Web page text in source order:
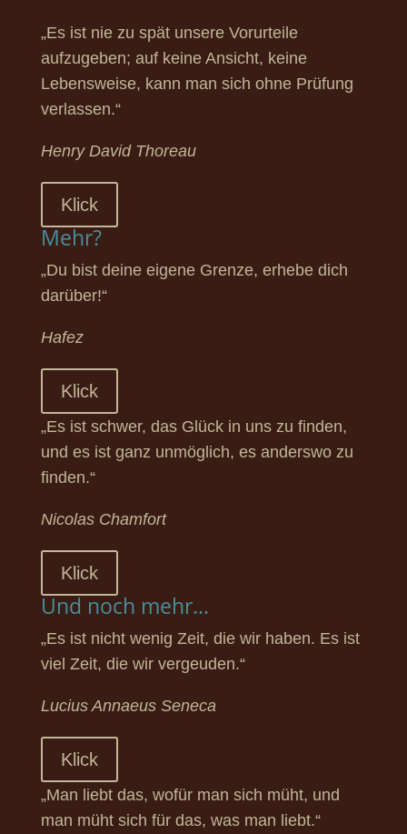
„Es ist nie zu spät unsere Vorurteile
aufzugeben; auf keine Ansicht, keine
Lebensweise, kann man sich ohne Prüfung
verlassen.“
Henry David Thoreau
Klick
Mehr?
„Du bist deine eigene Grenze, erhebe dich
darüber!“
Hafez
Klick
„Es ist schwer, das Glück in uns zu finden,
und es ist ganz unmöglich, es anderswo zu
finden.“
Nicolas Chamfort
Klick
Und noch mehr...
„Es ist nicht wenig Zeit, die wir haben. Es ist
viel Zeit, die wir vergeuden.“
Lucius Annaeus Seneca
Klick
„Man liebt das, wofür man sich müht, und
man müht sich für das, was man liebt.“